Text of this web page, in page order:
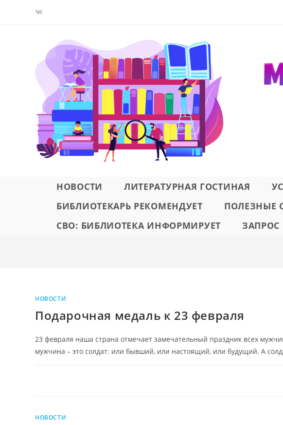
НОВОСТИ ЛИТЕРАТУРНАЯ ГОСТИНАЯ
БИБЛИОТЕКАРЬ РЕКОМЕНДУЕТ
ПОЛЕЗНЫЕ
СВО: БИБЛИОТЕКА ИНФОРМИРУЕТ
НОВОСТИ
Подарочная медаль к 23 февраля
23 февраля наша страна отмечает замечательный праздник всех
мужчина – это солдат: или бывший, или настоящий, или будущий. А
НОВОСТИ